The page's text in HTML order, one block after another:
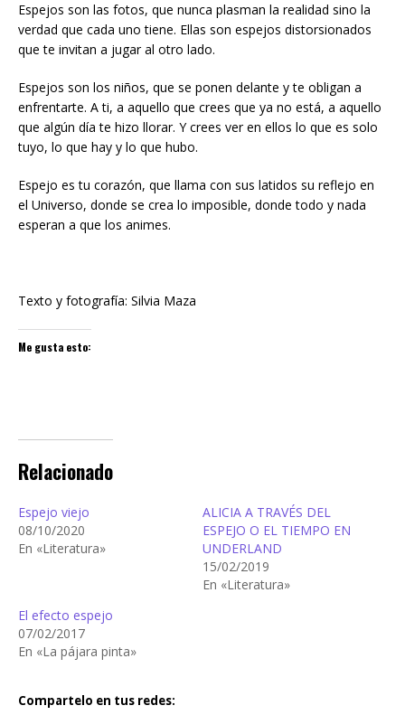
Espejos son las fotos, que nunca plasman la realidad sino la
verdad que cada uno tiene. Ellas son espejos distorsionados
que te invitan a jugar al otro lado.
Espejos son los niños, que se ponen delante y te obligan a
enfrentarte. A ti, a aquello que crees que ya no está, a aquello
que algún día te hizo llorar. Y crees ver en ellos lo que es solo
tuyo, lo que hay y lo que hubo.
Espejo es tu corazón, que llama con sus latidos su reflejo en
el Universo, donde se crea lo imposible, donde todo y nada
esperan a que los animes.
Texto y fotografía: Silvia Maza
Me gusta esto:
Relacionado
Espejo viejo
08/10/2020
En «Literatura»
ALICIA A TRAVÉS DEL
ESPEJO O EL TIEMPO EN
UNDERLAND
15/02/2019
En «Literatura»
El efecto espejo
07/02/2017
En «La pájara pinta»
Compartelo en tus redes: